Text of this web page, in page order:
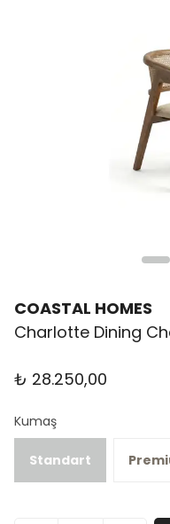
COASTAL HOMES
Charlotte Dining
₺ 28.250,00
Kumaş
Standart